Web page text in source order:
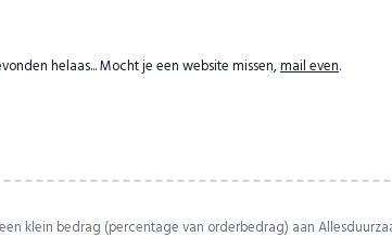
helaas... Mocht je een website missen,mail even.
klein bedrag (percentage van orderbedrag) aan